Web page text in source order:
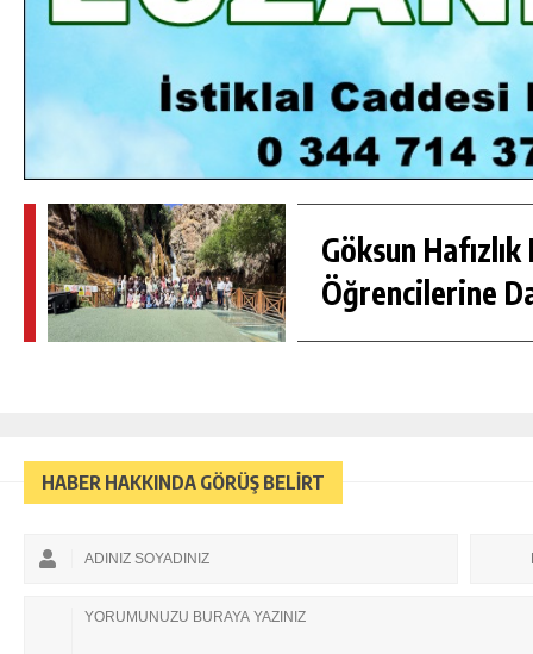
Göksun Hafızlık
Öğrencilerine
HABER HAKKINDA GÖRÜŞ BELİRT
GÜNLÜK HABER AKIŞI
GÖKSUN HAFIZLIK KIZ KUR’AN KURSU
ÖĞRENCILERINE DARENDE GEZISI.